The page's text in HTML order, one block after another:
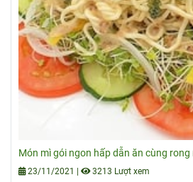
Món mì gói ngon hấp dẫn ăn cùng rong
23/11/2021 | 3213 Lượt xem